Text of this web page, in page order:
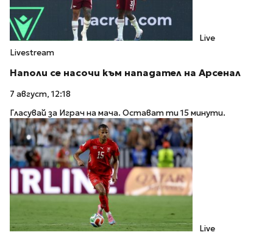
Live
Livestream
Наполи се насочи към нападател на Арсенал
7 август, 12:18
Гласувай за Играч на мача. Остават ти 15 минути.
Live